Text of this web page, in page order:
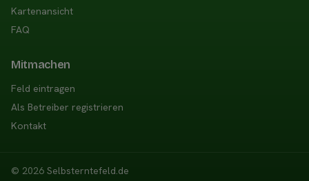
Kartenansicht
FAQ
Mitmachen
Feld eintragen
Als Betreiber registrieren
Kontakt
© 2026 Selbsterntefeld.de